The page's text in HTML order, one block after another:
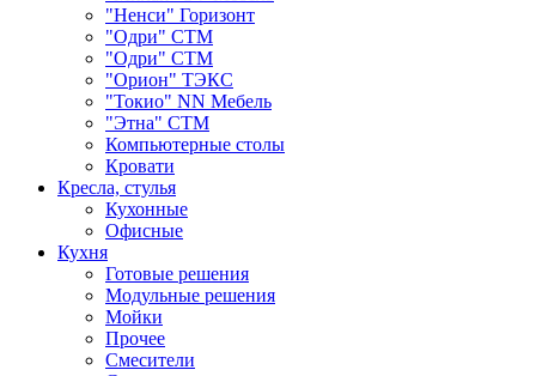
"Ненси" Горизонт
"Одри" СТМ
"Одри" СТМ
"Орион" ТЭКС
"Токио" NN Мебель
"Этна" СТМ
Компьютерные столы
Кровати
Кресла, стулья
Кухонные
Офисные
Кухня
Готовые решения
Модульные решения
Мойки
Прочее
Смесители